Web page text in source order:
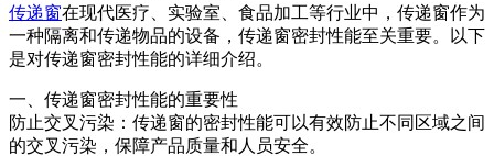
传递窗在现代医疗、实验室、食品加工等行业中，传递窗作为
一种隔离和传递物品的设备，传递窗密封性能至关重要。以下
是对传递窗密封性能的详细介绍。
一、传递窗密封性能的重要性
防止交叉污染：传递窗的密封性能可以有效防止不同区域之间
的交叉污染，保障产品质量和人员安全。